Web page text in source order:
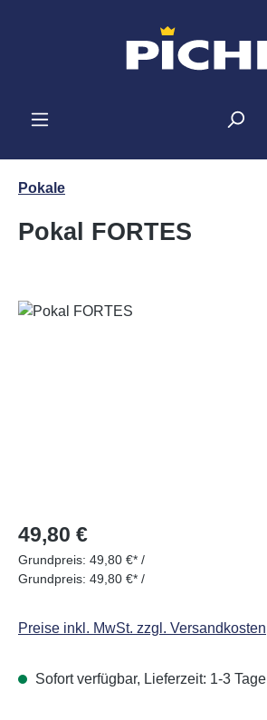
Pokale
Pokal FORTES
Bildergalerie überspringen
Regulärer Preis:
49,80 €
Grundpreis: 49,80 €* /
Grundpreis: 49,80 €* /
Preise inkl. MwSt. zzgl. Versandkosten
Sofort verfügbar, Lieferzeit: 1-3 Tage